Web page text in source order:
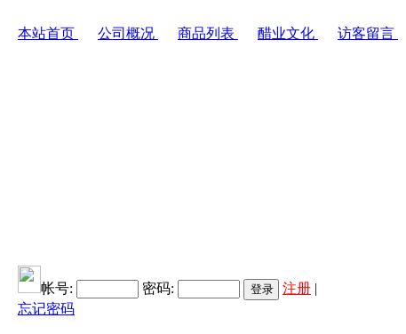
本站首页 公司概况 商品列表 醋业文化 访客留言
帐号: 密码: 注册 |
忘记密码